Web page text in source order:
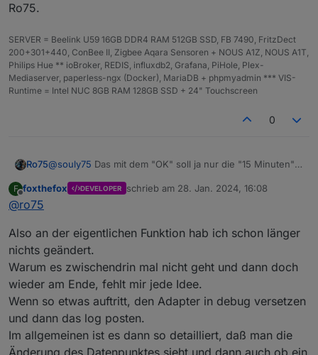
Ro75.
SERVER = Beelink U59 16GB DDR4 RAM 512GB SSD, FB 7490, FritzDect
200+301+440, ConBee II, Zigbee Aqara Sensoren + NOUS A1Z, NOUS A1T,
Philips Hue ** ioBroker, REDIS, influxdb2, Grafana, PiHole, Plex-
Mediaserver, paperless-ngx (Docker), MariaDB + phpmyadmin *** VIS-
Runtime = Intel NUC 8GB RAM 128GB SSD + 24" Touchscreen
0
Ro75@souly75 Das mit dem "OK" soll ja nur die "15 Minuten"
bewirken, was ja auch so funktioniert - sollte aber auch
Habe jetzt nochmal auf die 2.5.9 auf dem Hauptsystem
oder über ioBroker).
F
Offline
foxthefox DEVELOPER schrieb am 28. Jan. 2024, 16:08
zuletzt editiert von
@ro75
Also an der eigentlichen Funktion hab ich schon länger
nichts geändert.
Warum es zwischendrin mal nicht geht und dann doch
wieder am Ende, fehlt mir jede Idee.
Wenn so etwas auftritt, den Adapter in debug versetzen
und dann das log posten.
Im allgemeinen ist es dann so detailliert, daß man die
Änderung des Datenpunktes sieht und dann auch ob ein